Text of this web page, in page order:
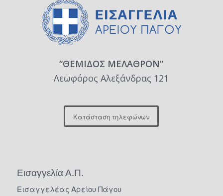
“ΘΕΜΙΔΟΣ ΜΕΛΑΘΡΟΝ”
Λεωφόρος Αλεξάνδρας 121
Κατάσταση τηλεφώνων
Εισαγγελία Α.Π.
Εισαγγελέας Αρείου Πάγου